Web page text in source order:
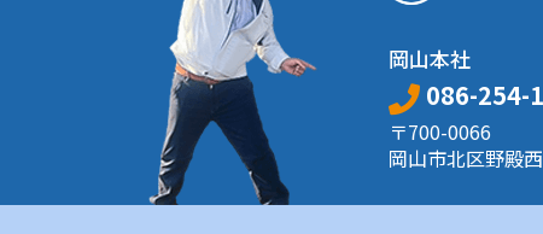
岡山本社
086-254-
〒700-0066
岡山市北区野殿